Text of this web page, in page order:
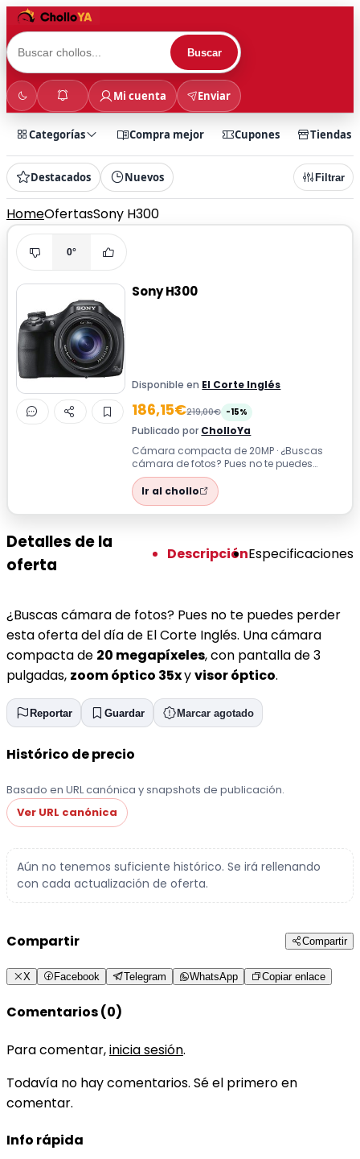
Buscar
Mi cuenta Enviar
Categorías Compra mejor Cupones Tiendas
Destacados Nuevos Filtrar
HomeOfertasSony H300
0°
Sony H300
Disponible en El Corte Inglés
186,15€219,00€ -15%
Publicado por CholloYa
Cámara compacta de 20MP · ¿Buscas
cámara de fotos? Pues no te puedes
perder esta oferta del día de El Corte
Inglés. U...
Ir al chollo
Detalles de la
oferta
DescripciónEspecificaciones
¿Buscas cámara de fotos? Pues no te puedes perder
esta oferta del día de El Corte Inglés. Una cámara
compacta de 20 megapíxeles, con pantalla de 3
pulgadas, zoom óptico 35xyvisor óptico.
Reportar Guardar Marcar agotado
Histórico de precio
Basado en URL canónica y snapshots de publicación.
Ver URL canónica
Aún no tenemos suficiente histórico. Se irá rellenando
con cada actualización de oferta.
Compartir Compartir
X Facebook Telegram WhatsApp Copiar enlace
Comentarios (0)
Para comentar,inicia sesión.
Todavía no hay comentarios. Sé el primero en
comentar.
Info rápida